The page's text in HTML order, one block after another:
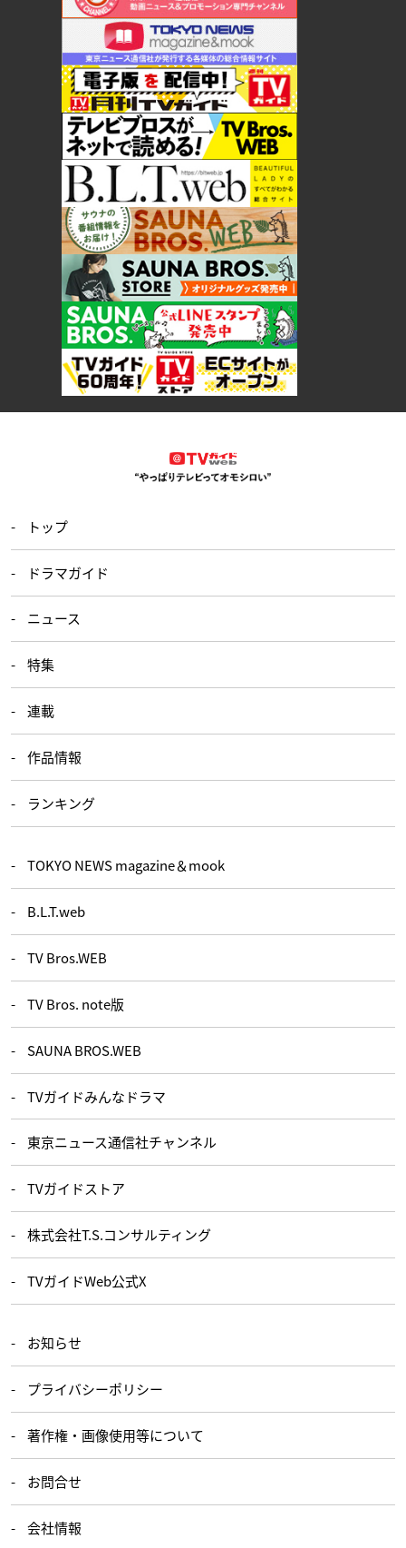
トップ
ドラマガイド
ニュース
特集
連載
作品情報
ランキング
TOKYO NEWS magazine＆mook
B.L.T.web
TV Bros.WEB
TV Bros. note版
SAUNA BROS.WEB
TVガイドみんなドラマ
東京ニュース通信社チャンネル
TVガイドストア
株式会社T.S.コンサルティング
TVガイドWeb公式X
お知らせ
プライバシーポリシー
著作権・画像使用等について
お問合せ
会社情報